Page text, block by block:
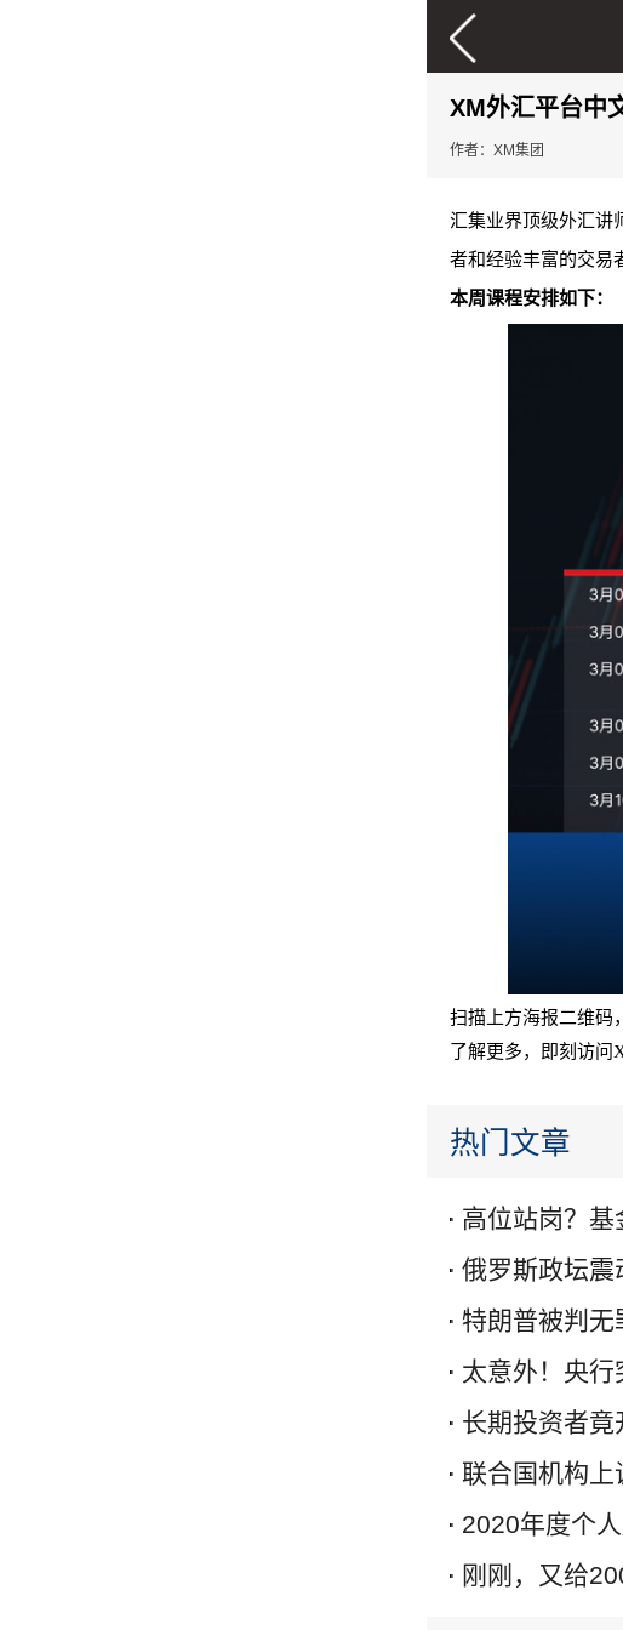
XM外汇平台中
作者：XM集团
汇集业界顶级外汇讲
者和经验丰富的交易
本周课程安排如下：
扫描上方海报二维码
了解更多，即刻访问
热门文章
高位站岗？
俄罗斯政坛
特朗普被判无
太意外！央
长期投资者竟
联合国机构
2020年度个
刚刚，又给